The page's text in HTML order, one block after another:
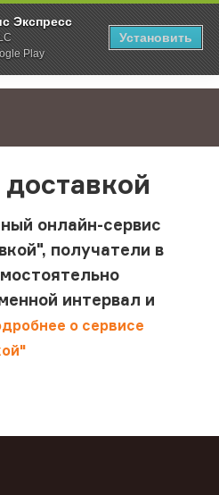
Экспресс
Play
Установить
онлайн-сервис
получатели в
интервал и
о сервисе